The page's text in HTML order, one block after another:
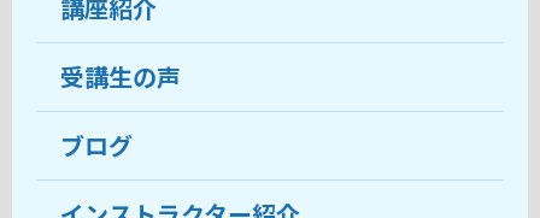
おすすめ・人気の講座
目的から講座を探す
教室ブログ
料金
受講までの流れ
よくあるご質問
講座紹介
受講生の声
ブログ